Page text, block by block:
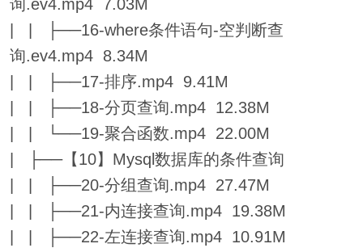
询.ev4.mp4 7.03M
| | ├──16-where条件语句-空判断查
询.ev4.mp4 8.34M
| | ├──17-排序.mp4 9.41M
| | ├──18-分页查询.mp4 12.38M
| | └──19-聚合函数.mp4 22.00M
| ├──【10】Mysql数据库的条件查询
| | ├──20-分组查询.mp4 27.47M
| | ├──21-内连接查询.mp4 19.38M
| | ├──22-左连接查询.mp4 10.91M